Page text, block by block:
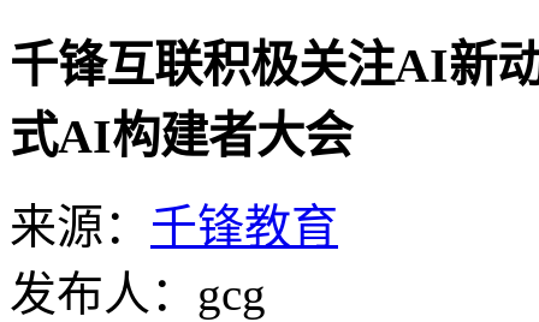
千锋互联积极关注AI新
式AI构建者大会
来源： 千锋教育
发布人：gcg